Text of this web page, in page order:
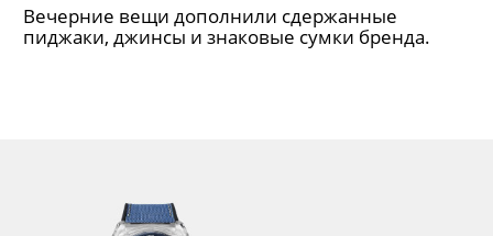
Вечерние вещи дополнили сдержанные
пиджаки, джинсы и знаковые сумки бренда.